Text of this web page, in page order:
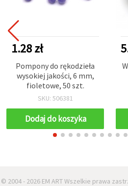
1.28 zł
Pompony do rękodzieła
wysokiej jakości, 6 mm,
fioletowe, 50 szt.
SKU: 506381
Dodaj do koszyka
© 2004 - 2026 EM ART Wszelkie prawa